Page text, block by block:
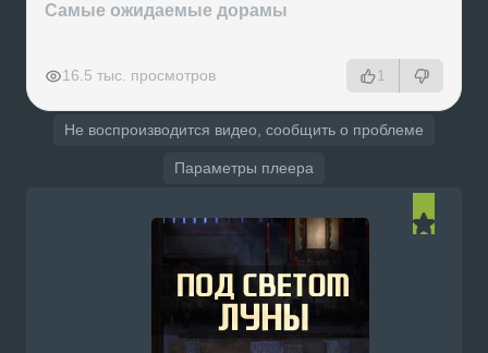
Самые ожидаемые дорамы
16.5 тыс. просмотров 1
Не воспроизводится видео, сообщить о проблеме
Параметры плеера